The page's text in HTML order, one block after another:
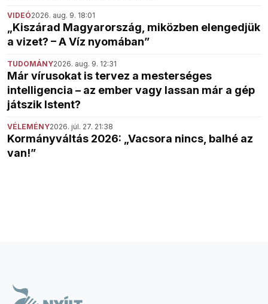
VIDEÓ2026. aug. 9. 18:01
„Kiszárad Magyarország, miközben elengedjük
a vizet? – A Víz nyomában”
TUDOMÁNY2026. aug. 9. 12:31
Már vírusokat is tervez a mesterséges
intelligencia – az ember vagy lassan már a gép
játszik Istent?
VÉLEMÉNY2026. júl. 27. 21:38
Kormányváltás 2026: „Vacsora nincs, balhé az
van!”